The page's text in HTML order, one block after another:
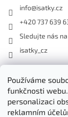
Používáme
funkčnosti
personalizaci
reklamním
info@isatky.cz
+420 737 639
Sledujte nás
isatky_cz
Odebírat
Vložte svůj e-mail
produktech na